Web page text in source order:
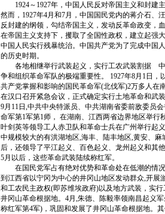
1924～1927年，中国人民反对帝国主义和封建
然而，1927年4月和7月，中国国民党内的蒋介石、
反封建的纲领，勾结帝国主义，发动反革命政变，
在帝国主义支持下，攫取了全国性政权，建立起强
中国人民实行残暴统治。中国共产党为了完成中国
的历史时期。
各地相继举行武装起义，实行工农武装割据 中
争和组织革命军队的极端重要性。 1927年8月1日
共产党掌握和影响的国民革命军(北伐军)2万多人在
在汉口召开紧急会议，正式确定实行土地革命和武
9月11日,中共中央特派员、中共湖南省委前敌委员
命军第1军第1师， 在湖南、江西两省边界地区举
叶剑英等领导工人赤卫队和革命士兵在广州举行起
中规模较大的有洪湖地区,海丰、陆丰地区,黄安、
后，还领导了平江起义、百色起义、龙州起义和其
5月以后，这些革命武装陆续称红军。
在国民党军占有绝对优势和革命处在低潮的情况
到江西省以宁冈为中心的井冈山地区发动群众,开
和工农民主政权(即苏维埃政府)以及地方武装，实
井冈山革命根据地。4月,朱德、陈毅率领南昌起义
称红军第4军)，巩固和发展了井冈山革命根据地。